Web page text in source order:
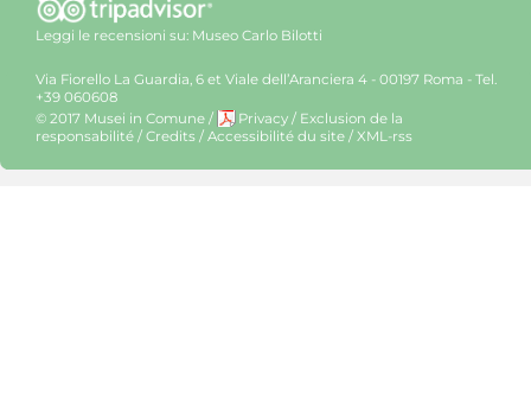
Leggi le recensioni su: Museo Carlo Bilotti
Via Fiorello La Guardia, 6 et Viale dell’Aranciera 4 - 00197 Roma - Tel.
+39 060608
© 2017 Musei in Comune / Privacy / Exclusion de la
responsabilité / Credits / Accessibilité du site / XML-rss